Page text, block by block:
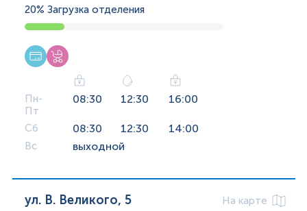
20% Загрузка отделения
Пн-
Пт
08:30 12:30 16:00
Сб 08:30 12:30 14:00
Вс выходной
ул. В. Великого, 5
На карте